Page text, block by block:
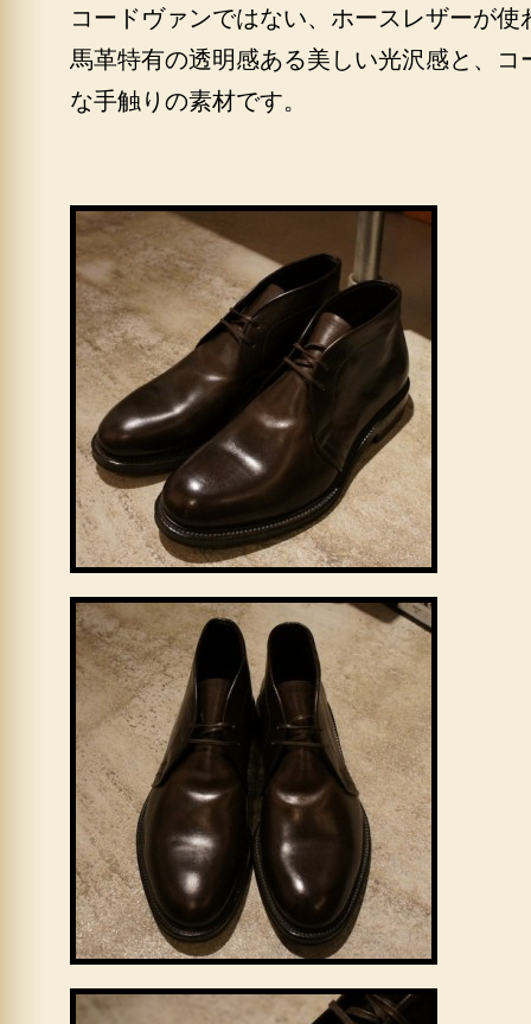
コードヴァンではない、ホースレザーが使
馬革特有の透明感ある美しい光沢感と、
な手触りの素材です。